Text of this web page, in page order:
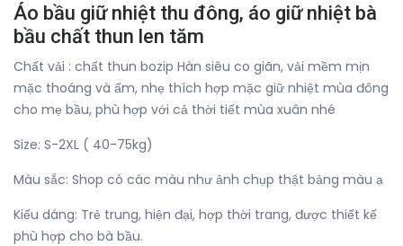
Áo bầu giữ nhiệt thu đông, áo giữ nhiệt bà
bầu chất thun len tăm
Chất vải : chất thun bozip Hàn siêu co giãn, vải mềm mịn
mặc thoáng và ấm, nhẹ thích hợp mặc giữ nhiệt mùa đông
cho mẹ bầu, phù hợp với cả thời tiết mùa xuân nhé
Size: S-2XL ( 40-75kg)
Màu sắc: Shop có các màu như ảnh chụp thật bảng màu ạ
Kiểu dáng: Trẻ trung, hiện đại, hợp thời trang, được thiết kế
phù hợp cho bà bầu.